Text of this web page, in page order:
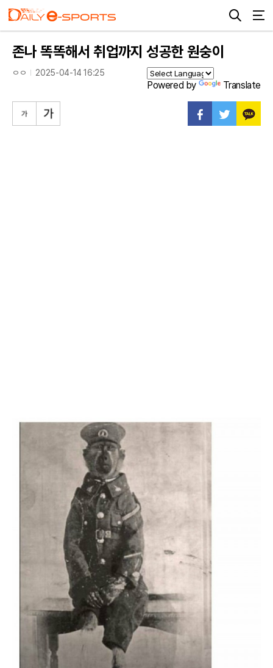
존나 똑똑해서 취업까지 성공한 원숭이
ㅇㅇ 2025-04-14 16:25
Powered by Translate